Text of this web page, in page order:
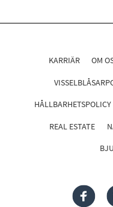
KARRIÄR OM
HÅLLBARHETSPOLICY
REAL ESTATE